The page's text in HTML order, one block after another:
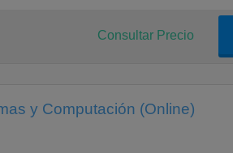
Consultar Precio
y Computación (Online)